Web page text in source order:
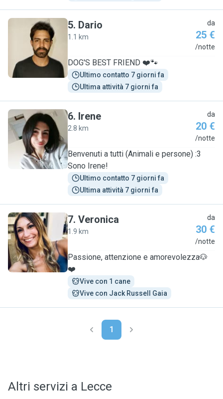
D
5. Dario
1.1 km
da
25 €
/notte
DOG'S BEST FRIEND ❤️🐾
Ultimo contatto 7 giorni fa
Ultima attività 7 giorni fa
I
6. Irene
2.8 km
da
20 €
/notte
Benvenuti a tutti (Animali e persone) :3
Sono Irene!
Ultimo contatto 7 giorni fa
Ultima attività 7 giorni fa
V
7. Veronica
1.9 km
da
30 €
/notte
Passione, attenzione e amorevolezza🐶
❤️
Vive con 1 cane
Vive con Jack Russell Gaia
1
Altri servizi a Lecce